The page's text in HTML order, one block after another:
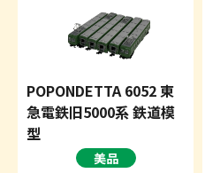
POPONDETTA 6052 東
急電鉄旧5000系 鉄道模
型
美品